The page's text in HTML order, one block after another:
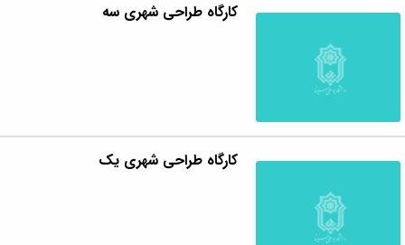
کارگاه طراحی شهری سه
کارگاه طراحی شهری یک